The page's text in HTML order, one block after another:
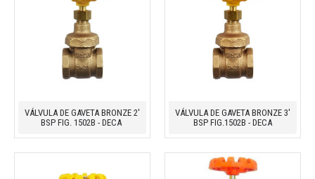
VÁLVULA DE GAVETA BRONZE 2'
BSP FIG. 1502B - DECA
VÁLVULA DE GAVETA BRONZE 3'
BSP FIG.1502B - DECA